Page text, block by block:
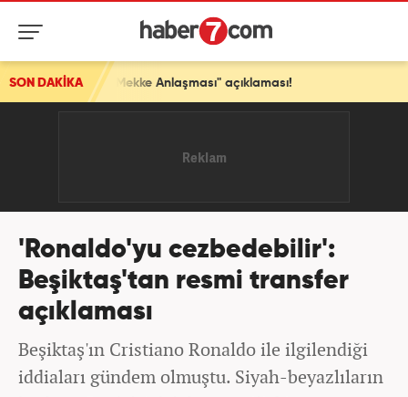
SON DAKİKA
Anlaşması" açıklaması!
'Ronaldo'yu cezbedebilir':
Beşiktaş'tan resmi transfer
açıklaması
Beşiktaş'ın Cristiano Ronaldo ile ilgilendiği
iddiaları gündem olmuştu. Siyah-beyazlıların